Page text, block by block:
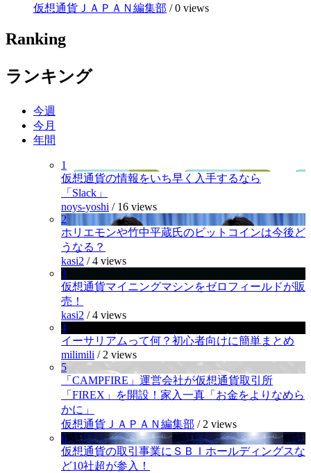
仮想通貨ＪＡＰＡＮ編集部 /0 views
Ranking
ランキング
今週
今月
年間
1
仮想通貨の情報をいち早く入手するなら
「Slack」
noys-yoshi / 16 views
2
ホリエモンや竹中平蔵氏のビットコインは今後ど
うなる？
kasi2 /4 views
3
仮想通貨マイニングマシンをゼロフィールドが販
売！
kasi2 /4 views
4
イーサリアムって何？初心者向けに簡単まとめ
milimili / 2 views
5
「CAMPFIRE」運営会社が仮想通貨取引所
「FIREX」を開設！家入一真「お金をよりなめら
かに」
仮想通貨ＪＡＰＡＮ編集部 / 2 views
6
仮想通貨の取引事業にＳＢＩホールディングスな
ど10社超が参入！